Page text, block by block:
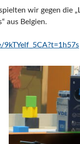
wir gegen die
aus Belgien.